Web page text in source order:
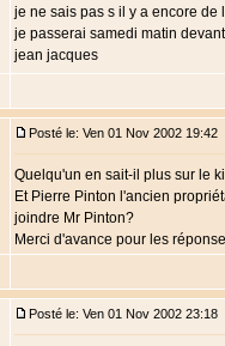
je ne sais pas s il y a encore de
je passerai samedi matin
jean jacques
Posté le: Ven 01 Nov 2002 19:42
Quelqu'un en sait-il plus sur le
Et Pierre Pinton l'ancien
joindre Mr Pinton?
Merci d'avance pour les
Posté le: Ven 01 Nov 2002 23:18